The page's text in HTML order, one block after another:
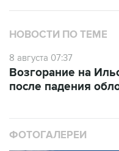
НОВОСТИ ПО ТЕМЕ
8 августа 07:37
Возгорание на
после падения
ФОТОГАЛЕРЕИ